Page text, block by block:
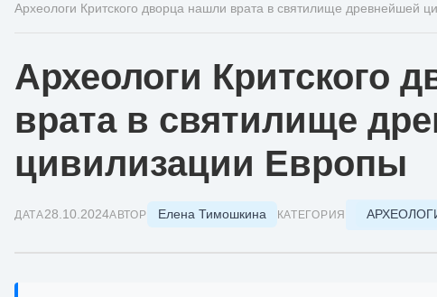
Археологи Критского дворца нашли врата в святилище древнейшей
Археологи Критского
врата в святилище
цивилизации Европы
ДАТА28.10.2024АВТОР Елена Тимошкина КАТЕГОРИЯ